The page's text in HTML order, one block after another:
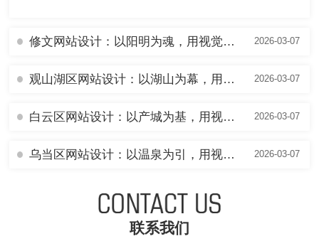
2026-03-07
修文网站设计：以阳明为魂，用视觉书写“心学圣地·猕香修文”品牌故事
2026-03-07
观山湖区网站设计：以湖山为幕，用视觉彰显“现代新城·数谷之心”品牌气象
2026-03-07
白云区网站设计：以产城为基，用视觉呈现“数谷新翼·活力白云”品牌新貌
2026-03-07
乌当区网站设计：以温泉为引，用视觉描绘“林城氧吧·活力乌当”品牌画卷
联系我们